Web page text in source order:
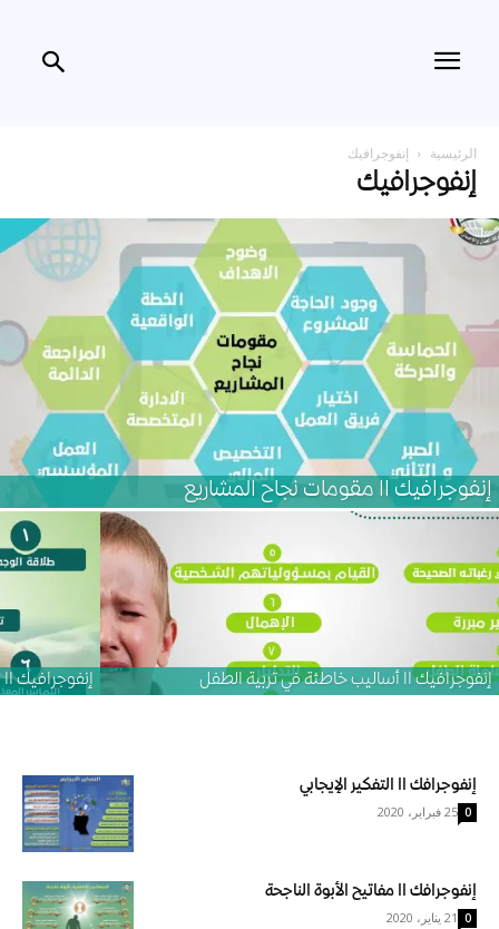
الرئيسية إنفوجرافيك
إنفوجرافيك
إنفوجرافيك اا مقومات نجاح المشاريع
إنفوجرافيك اا أساليب خاطئة في تربية الطفل إنفوجرافيك
إنفوجرافك اا التفكير الإيجابي
25 فبراير، 2020 0
إنفوجرافك اا مفاتيح الأبوة الناجحة
21 يناير، 2020 0